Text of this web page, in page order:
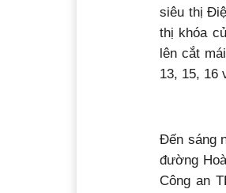
siêu thị
thị khóa
lên cắt
13, 15, 16
Đến sáng
đường
Công an